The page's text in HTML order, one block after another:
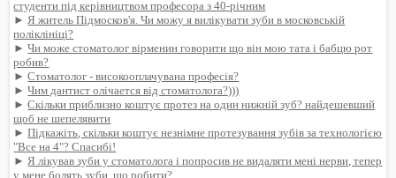
студенти під керівництвом професора з 40-річним
► Я житель Підмосков'я. Чи можу я вилікувати зуби в московській
поліклініці?
►Чи може стоматолог вірменин говорити що він мою тата і бабцю рот
робив?
►Стоматолог - високооплачувана професія?
►Чим дантист олічается від стоматолога?)))
►Скільки приблизно коштує протез на один нижній зуб? найдешевший
щоб не шепелявити
►Підкажіть, скільки коштує незнімне протезування зубів за технологією
"Все на 4"? Спасибі!
► Я лікував зуби у стоматолога і попросив не видаляти мені нерви, тепер
у мене болять зуби, що робити?